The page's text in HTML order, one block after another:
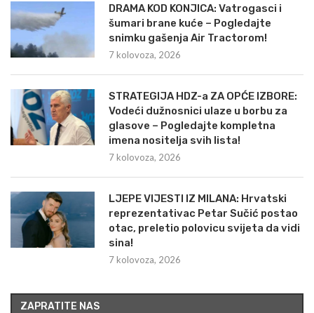
DRAMA KOD KONJICA: Vatrogasci i
šumari brane kuće – Pogledajte
snimku gašenja Air Tractorom!
7 kolovoza, 2026
STRATEGIJA HDZ-a ZA OPĆE IZBORE:
Vodeći dužnosnici ulaze u borbu za
glasove – Pogledajte kompletna
imena nositelja svih lista!
7 kolovoza, 2026
LJEPE VIJESTI IZ MILANA: Hrvatski
reprezentativac Petar Sučić postao
otac, preletio polovicu svijeta da vidi
sina!
7 kolovoza, 2026
ZAPRATITE NAS